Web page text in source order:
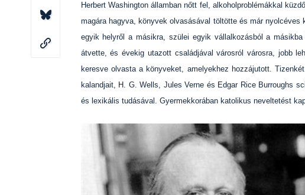
Herbert Washington államban nőtt fel, alkoholproblémákkal
magára hagyva, könyvek olvasásával töltötte és már
egyik helyről a másikra, szülei egyik vállalkozásból a
átvette, és évekig utazott családjával városról városra, jobb
keresve olvasta a könyveket, amelyekhez hozzájutott.
kalandjait, H. G. Wells, Jules Verne és Edgar Rice Burroughs
és lexikális tudásával. Gyermekkorában katolikus neveltetést